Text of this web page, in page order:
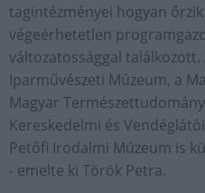
tagintézményei hogyan
végeérhetetlen
változatossággal találkozott.
Iparművészeti Múzeum, a
Magyar
Kereskedelmi és
Petőfi Irodalmi Múzeum is
- emelte ki Török Petra.